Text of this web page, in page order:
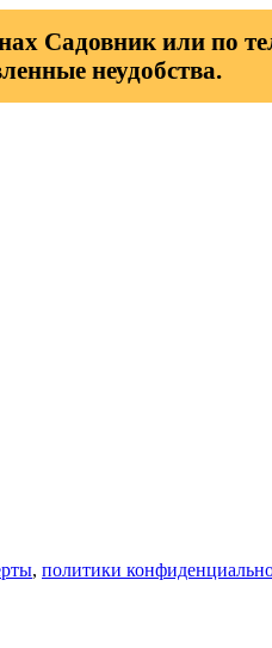
Садовник или по
неудобства.
, политики